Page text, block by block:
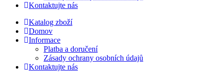
Kontaktujte nás
Katalog zboží
Domov
Informace
Platba a doručení
Zásady ochrany osobních údajů
Kontaktujte nás